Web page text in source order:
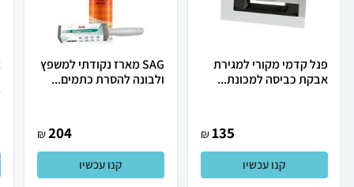
פנל קדמי מקורי למגירת
אבקת כביסה למכונת...
135
₪
קנו עכשיו
SAG מארז נקודתי למשפץ
ולבונה להסרת כתמים...
204
₪
קנו עכשיו